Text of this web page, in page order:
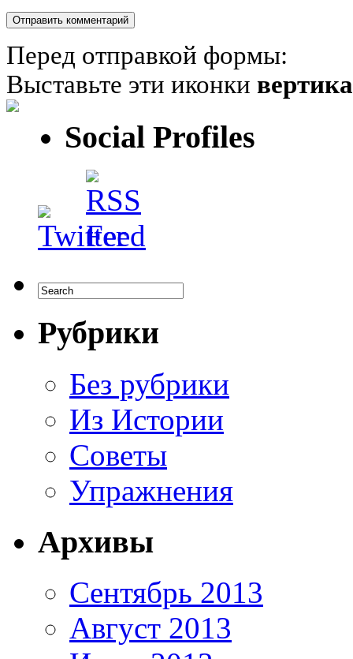
Перед отправкой формы:
Выставьте эти иконки
Social Profiles
Рубрики
Без рубрики
Из Истории
Советы
Упражнения
Архивы
Сентябрь 2013
Август 2013